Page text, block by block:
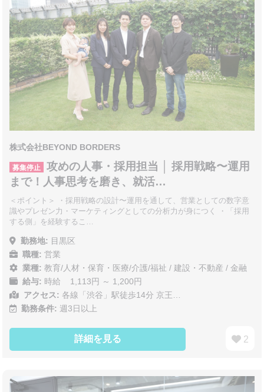
株式会社BEYOND BORDERS
募集停止
攻めの人事・採用担当 │ 採用戦略〜運用
まで！人事思考を磨き、就活…
＜ポイント＞ ・採用戦略の設計〜運用を通して、営業としての数字意
識やプレゼン力・マーケティングとしての分析力が身につく ・「採用
する側」を経験するこ…
勤務地: 目黒区
職種: 営業
業種: 教育/人材・保育・医療/介護/福祉 /建設・不動産 /金融
給与: 時給 1,113円 ～ 1,200円
アクセス: 各線「渋谷」駅徒歩14分 京王…
勤務条件: 週3日以上
詳細を見る 2